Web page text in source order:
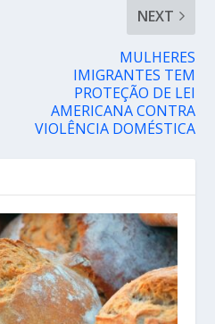
NEXT
MULHERES
IMIGRANTES TEM
PROTEÇÃO DE LEI
AMERICANA CONTRA
VIOLÊNCIA DOMÉSTICA